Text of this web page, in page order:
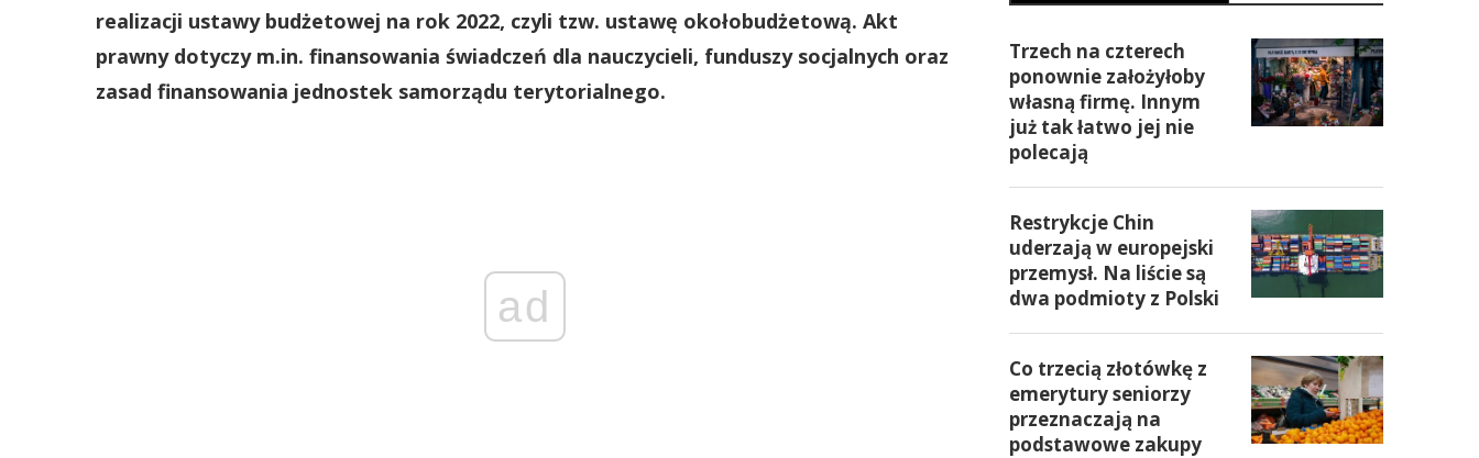
realizacji ustawy budżetowej na rok 2022, czyli tzw. ustawę okołobudżetową. Akt
prawny dotyczy m.in. finansowania świadczeń dla nauczycieli, funduszy socjalnych oraz
zasad finansowania jednostek samorządu terytorialnego.
ad
Trzech na czterech
ponownie założyłoby
własną firmę. Innym
już tak łatwo jej nie
polecają
Restrykcje Chin
uderzają w europejski
przemysł. Na liście są
dwa podmioty z Polski
Co trzecią złotówkę z
emerytury seniorzy
przeznaczają na
podstawowe zakupy